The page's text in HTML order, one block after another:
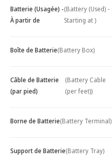
Batterie (Usagée) -
À partir de
(Battery (Used) -
Starting at )
Boîte de Batterie(Battery Box)
Câble de Batterie
(par pied)
(Battery Cable
(per feet))
Borne de Batterie(Battery Terminal)
Support de Batterie(Battery Tray)